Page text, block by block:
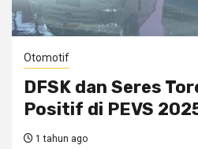
Otomotif
DFSK dan Seres
Positif di PEVS
1 tahun ago